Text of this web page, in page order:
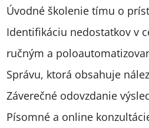
Úvodné školenie tímu o
Identifikáciu nedostatkov v
ručným a
Správu, ktorá obsahuje
Záverečné odovzdanie
Písomné a online